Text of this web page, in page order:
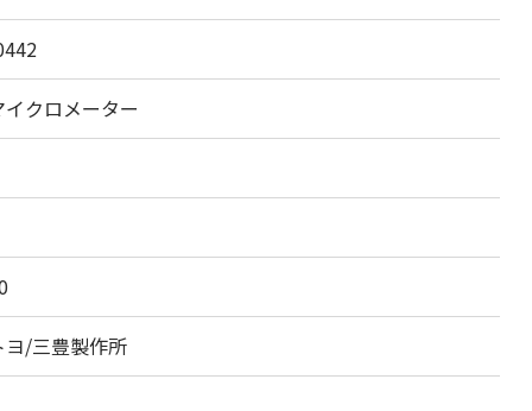
クロメーター
ヨ/三豊製作所